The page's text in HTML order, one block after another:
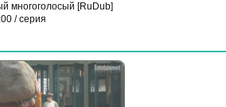
многоголосый [RuDub]
/ серия